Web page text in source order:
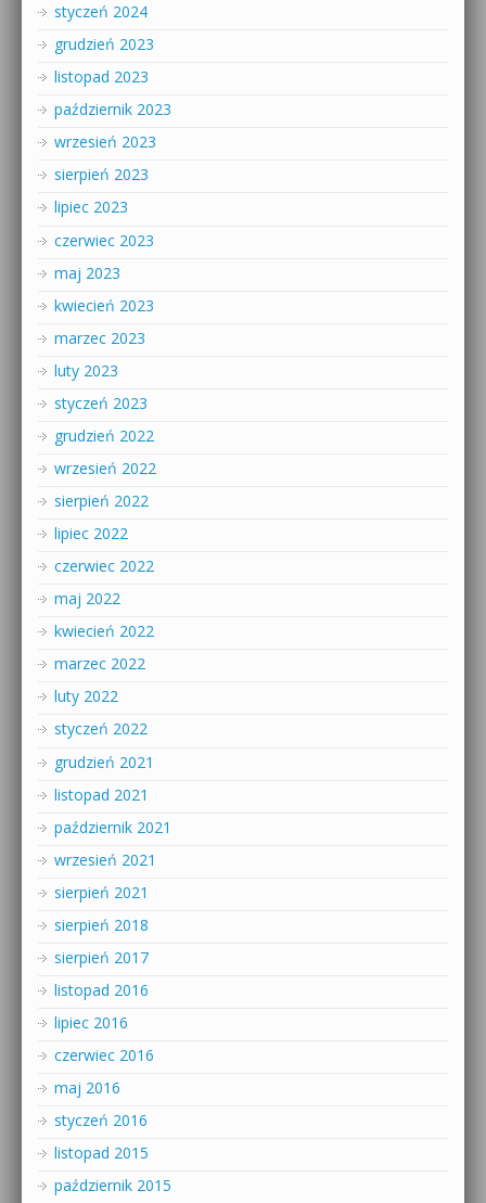
styczeń 2024
grudzień 2023
listopad 2023
październik 2023
wrzesień 2023
sierpień 2023
lipiec 2023
czerwiec 2023
maj 2023
kwiecień 2023
marzec 2023
luty 2023
styczeń 2023
grudzień 2022
wrzesień 2022
sierpień 2022
lipiec 2022
czerwiec 2022
maj 2022
kwiecień 2022
marzec 2022
luty 2022
styczeń 2022
grudzień 2021
listopad 2021
październik 2021
wrzesień 2021
sierpień 2021
sierpień 2018
sierpień 2017
listopad 2016
lipiec 2016
czerwiec 2016
maj 2016
styczeń 2016
listopad 2015
październik 2015